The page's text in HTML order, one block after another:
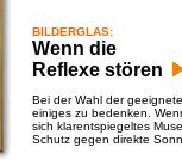
BILDERGLAS:
Wenn die
Reflexe stören
Bei der Wahl der
einiges zu bedenken.
sich klarentspiegeltes
Schutz gegen direkte